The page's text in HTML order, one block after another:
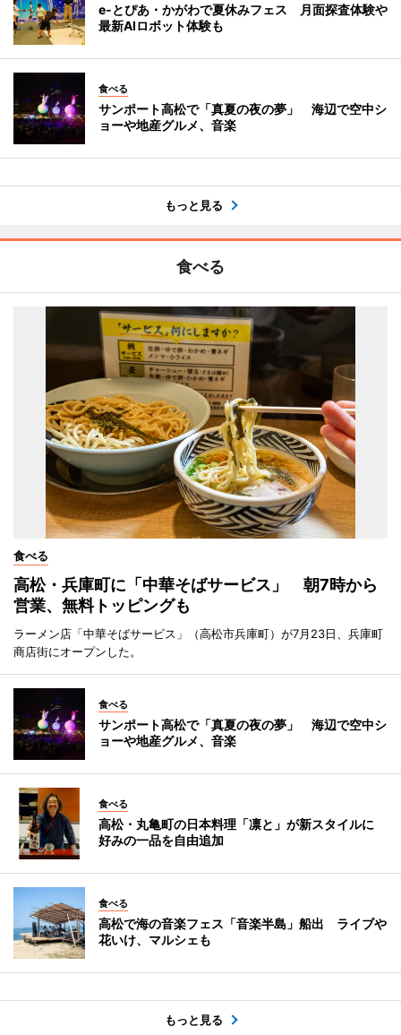
e-とぴあ・かがわで夏休みフェス 月面探査体験や
最新AIロボット体験も
食べる
サンポート高松で「真夏の夜の夢」 海辺で空中シ
ョーや地産グルメ、音楽
もっと見る
食べる
食べる
高松・兵庫町に「中華そばサービス」 朝7時から
営業、無料トッピングも
ラーメン店「中華そばサービス」（高松市兵庫町）が7月23日、兵庫町
商店街にオープンした。
食べる
サンポート高松で「真夏の夜の夢」 海辺で空中シ
ョーや地産グルメ、音楽
食べる
高松・丸亀町の日本料理「凛と」が新スタイルに
好みの一品を自由追加
食べる
高松で海の音楽フェス「音楽半島」船出 ライブや
花いけ、マルシェも
もっと見る